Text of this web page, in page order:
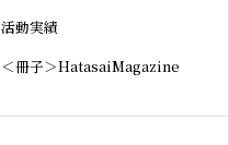
活動実績
＜冊子＞HatasaiMagazine